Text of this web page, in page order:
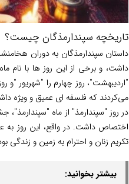
تاریخچه سپندارمذگان چیست؟
داشت، و برخی از این روز ها با نام
"اردیبهشت"، روز چهارم را "شهریور "و
می‌کردند که فلسفه ای عمیق و ویژه
در روز "سپندارمذ" از ماه
اختصاص داشت. در واقع، این روز به
تکریم زنان و احترام به زمین و زندگی
بیشتر بخوانید: